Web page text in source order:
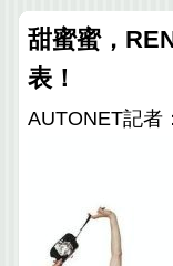
甜蜜蜜，
表！
AUTONET記者